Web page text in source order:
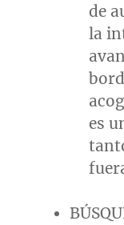
de
la
es